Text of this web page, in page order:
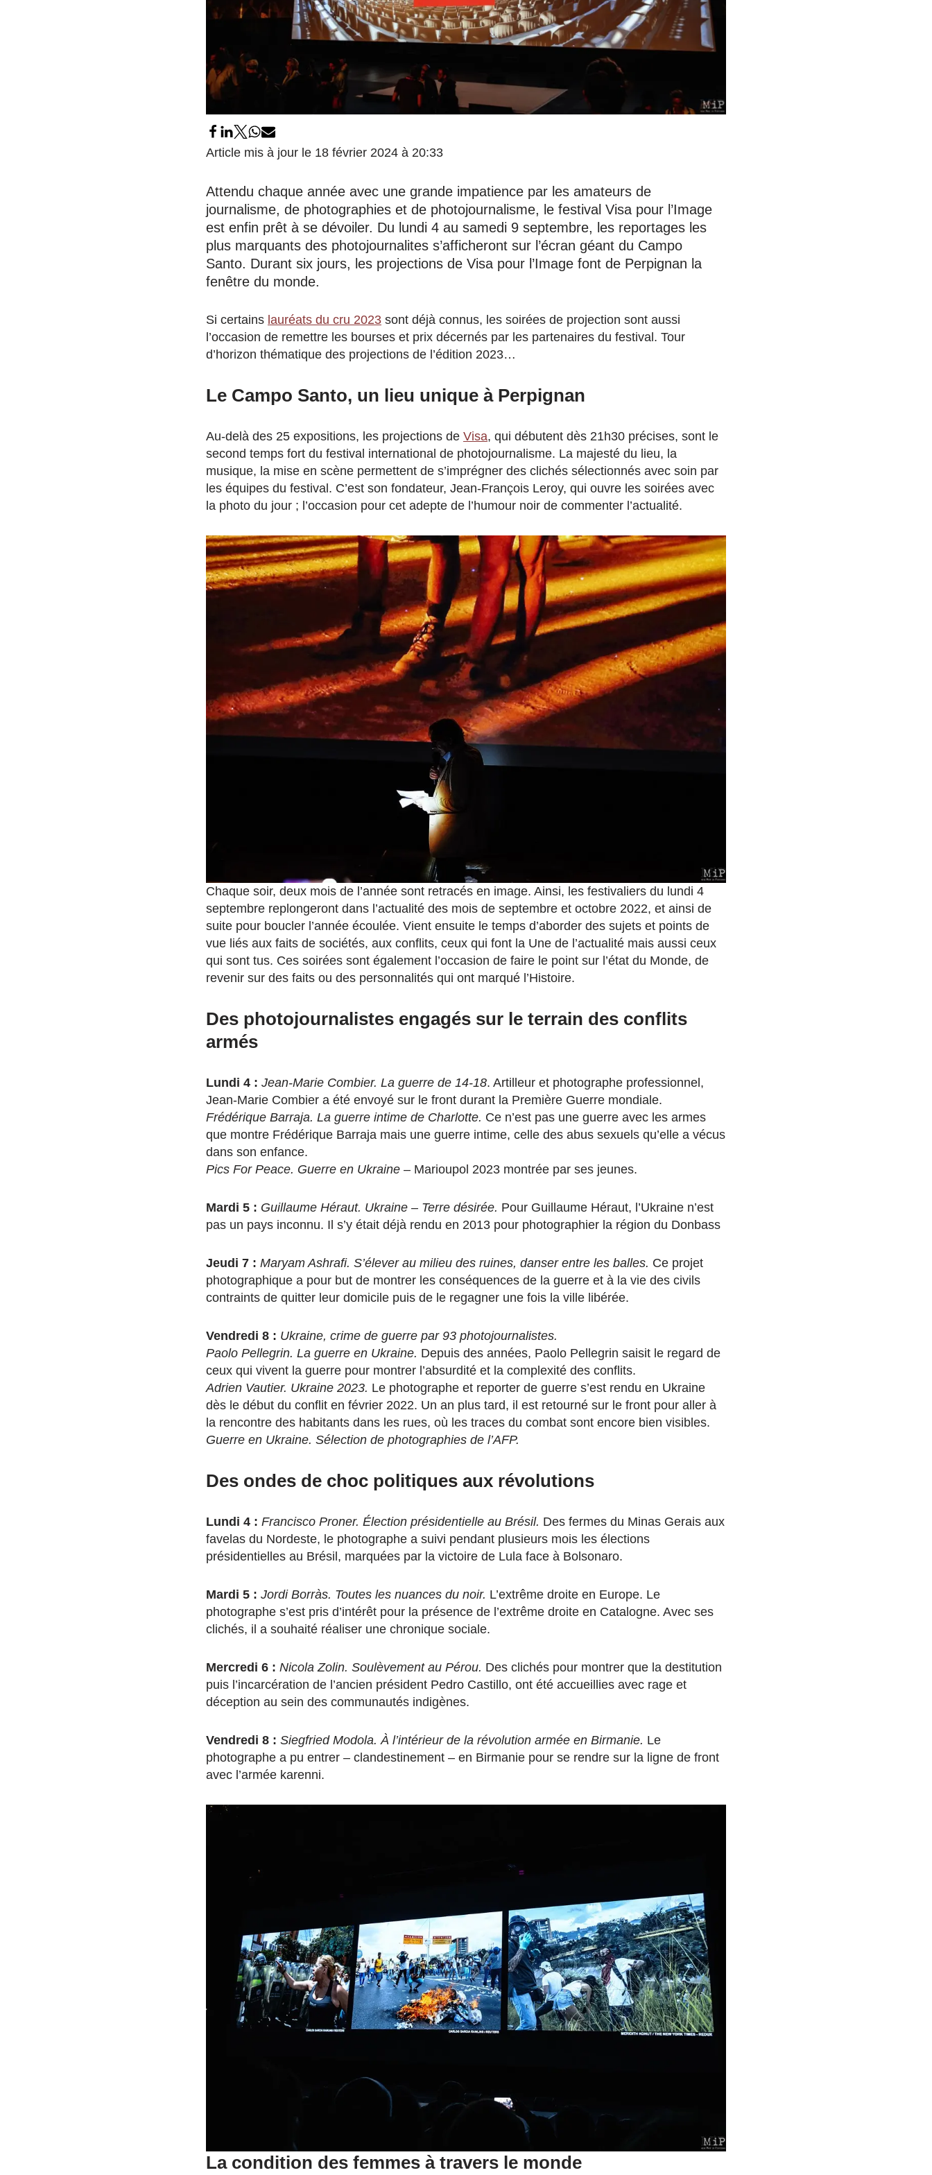
Article mis à jour le 18 février 2024 à 20:33
Attendu chaque année avec une grande impatience par les amateurs de
journalisme, de photographies et de photojournalisme, le festival Visa pour l’Image
est enfin prêt à se dévoiler. Du lundi 4 au samedi 9 septembre, les reportages les
plus marquants des photojournalites s’afficheront sur l’écran géant du Campo
Santo. Durant six jours, les projections de Visa pour l’Image font de Perpignan la
fenêtre du monde.
Si certains lauréats du cru 2023 sont déjà connus, les soirées de projection sont aussi
l’occasion de remettre les bourses et prix décernés par les partenaires du festival. Tour
d’horizon thématique des projections de l’édition 2023…
Le Campo Santo, un lieu unique à Perpignan
Au-delà des 25 expositions, les projections de Visa, qui débutent dès 21h30 précises, sont le
second temps fort du festival international de photojournalisme. La majesté du lieu, la
musique, la mise en scène permettent de s’imprégner des clichés sélectionnés avec soin par
les équipes du festival. C’est son fondateur, Jean-François Leroy, qui ouvre les soirées avec
la photo du jour ; l’occasion pour cet adepte de l’humour noir de commenter l’actualité.
Chaque soir, deux mois de l’année sont retracés en image. Ainsi, les festivaliers du lundi 4
septembre replongeront dans l’actualité des mois de septembre et octobre 2022, et ainsi de
suite pour boucler l’année écoulée. Vient ensuite le temps d’aborder des sujets et points de
vue liés aux faits de sociétés, aux conflits, ceux qui font la Une de l’actualité mais aussi ceux
qui sont tus. Ces soirées sont également l’occasion de faire le point sur l’état du Monde, de
revenir sur des faits ou des personnalités qui ont marqué l’Histoire.
Des photojournalistes engagés sur le terrain des conflits
armés
Lundi 4 : Jean-Marie Combier. La guerre de 14-18. Artilleur et photographe professionnel,
Jean-Marie Combier a été envoyé sur le front durant la Première Guerre mondiale.
Frédérique Barraja. La guerre intime de Charlotte. Ce n’est pas une guerre avec les armes
que montre Frédérique Barraja mais une guerre intime, celle des abus sexuels qu’elle a vécus
dans son enfance.
Pics For Peace. Guerre en Ukraine – Marioupol 2023 montrée par ses jeunes.
Mardi 5 : Guillaume Héraut. Ukraine – Terre désirée. Pour Guillaume Héraut, l’Ukraine n’est
pas un pays inconnu. Il s’y était déjà rendu en 2013 pour photographier la région du Donbass
Jeudi 7 : Maryam Ashrafi. S’élever au milieu des ruines, danser entre les balles. Ce projet
photographique a pour but de montrer les conséquences de la guerre et à la vie des civils
contraints de quitter leur domicile puis de le regagner une fois la ville libérée.
Vendredi 8 : Ukraine, crime de guerre par 93 photojournalistes.
Paolo Pellegrin. La guerre en Ukraine. Depuis des années, Paolo Pellegrin saisit le regard de
ceux qui vivent la guerre pour montrer l’absurdité et la complexité des conflits.
Adrien Vautier. Ukraine 2023. Le photographe et reporter de guerre s’est rendu en Ukraine
dès le début du conflit en février 2022. Un an plus tard, il est retourné sur le front pour aller à
la rencontre des habitants dans les rues, où les traces du combat sont encore bien visibles.
Guerre en Ukraine. Sélection de photographies de l’AFP.
Des ondes de choc politiques aux révolutions
Lundi 4 : Francisco Proner. Élection présidentielle au Brésil. Des fermes du Minas Gerais aux
favelas du Nordeste, le photographe a suivi pendant plusieurs mois les élections
présidentielles au Brésil, marquées par la victoire de Lula face à Bolsonaro.
Mardi 5 : Jordi Borràs. Toutes les nuances du noir. L’extrême droite en Europe. Le
photographe s’est pris d’intérêt pour la présence de l’extrême droite en Catalogne. Avec ses
clichés, il a souhaité réaliser une chronique sociale.
Mercredi 6 : Nicola Zolin. Soulèvement au Pérou. Des clichés pour montrer que la destitution
puis l’incarcération de l’ancien président Pedro Castillo, ont été accueillies avec rage et
déception au sein des communautés indigènes.
Vendredi 8 : Siegfried Modola. À l’intérieur de la révolution armée en Birmanie. Le
photographe a pu entrer – clandestinement – en Birmanie pour se rendre sur la ligne de front
avec l’armée karenni.
La condition des femmes à travers le monde